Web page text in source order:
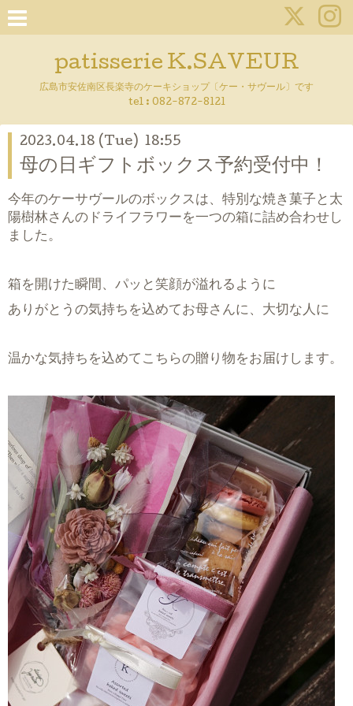
patisserie K.SAVEUR
広島市安佐南区長楽寺のケーキショップ〔ケー・サヴール〕です
tel : 082-872-8121
2023.04.18 (Tue) 18:55
母の日ギフトボックス予約受付中！
今年のケーサヴールのボックスは、特別な焼き菓子と太
陽樹林さんのドライフラワーを一つの箱に詰め合わせし
ました。
箱を開けた瞬間、パッと笑顔が溢れるように
ありがとうの気持ちを込めてお母さんに、大切な人に
温かな気持ちを込めてこちらの贈り物をお届けします。